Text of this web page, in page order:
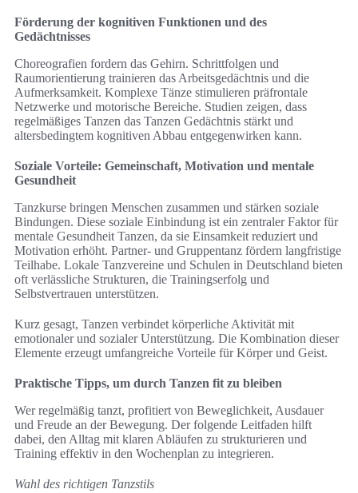
Förderung der kognitiven Funktionen und des
Gedächtnisses
Choreografien fordern das Gehirn. Schrittfolgen und
Raumorientierung trainieren das Arbeitsgedächtnis und die
Aufmerksamkeit. Komplexe Tänze stimulieren präfrontale
Netzwerke und motorische Bereiche. Studien zeigen, dass
regelmäßiges Tanzen das Tanzen Gedächtnis stärkt und
altersbedingtem kognitiven Abbau entgegenwirken kann.
Soziale Vorteile: Gemeinschaft, Motivation und mentale
Gesundheit
Tanzkurse bringen Menschen zusammen und stärken soziale
Bindungen. Diese soziale Einbindung ist ein zentraler Faktor für
mentale Gesundheit Tanzen, da sie Einsamkeit reduziert und
Motivation erhöht. Partner- und Gruppentanz fördern langfristige
Teilhabe. Lokale Tanzvereine und Schulen in Deutschland bieten
oft verlässliche Strukturen, die Trainingserfolg und
Selbstvertrauen unterstützen.
Kurz gesagt, Tanzen verbindet körperliche Aktivität mit
emotionaler und sozialer Unterstützung. Die Kombination dieser
Elemente erzeugt umfangreiche Vorteile für Körper und Geist.
Praktische Tipps, um durch Tanzen fit zu bleiben
Wer regelmäßig tanzt, profitiert von Beweglichkeit, Ausdauer
und Freude an der Bewegung. Der folgende Leitfaden hilft
dabei, den Alltag mit klaren Abläufen zu strukturieren und
Training effektiv in den Wochenplan zu integrieren.
Wahl des richtigen Tanzstils